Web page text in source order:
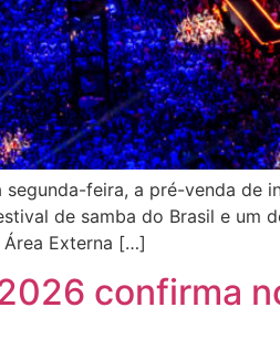
segunda-feira, a pré-venda
de samba do Brasil e um
Externa […]
confirma